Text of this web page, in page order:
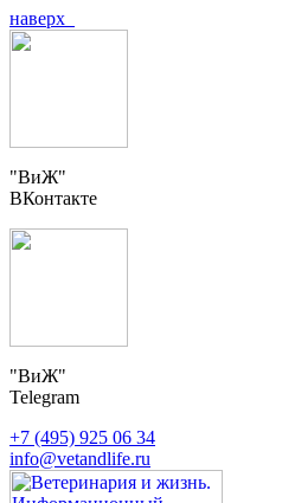
наверх
"ВиЖ"
ВКонтакте
"ВиЖ"
Telegram
+7 (495) 925 06 34
info@vetandlife.ru